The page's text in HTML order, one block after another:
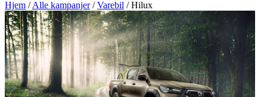
Hjem /Alle kampanjer /Varebil /Hilux